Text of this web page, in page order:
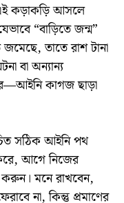
কড়াকড়ি আসলে
“বাড়িতে জন্ম”
তাতে রাশ টানা
বা অন্যান্য
কাগজ ছাড়া
সঠিক আইনি পথ
আগে নিজের
মনে রাখবেন,
না, কিন্তু প্রমাণের